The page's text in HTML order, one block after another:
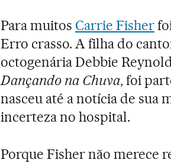
Para muitos Carrie Fisher
Erro crasso. A filha do
octogenária Debbie
Dançando na Chuva, foi
nasceu até a notícia de sua
incerteza no hospital.
Porque Fisher não merece